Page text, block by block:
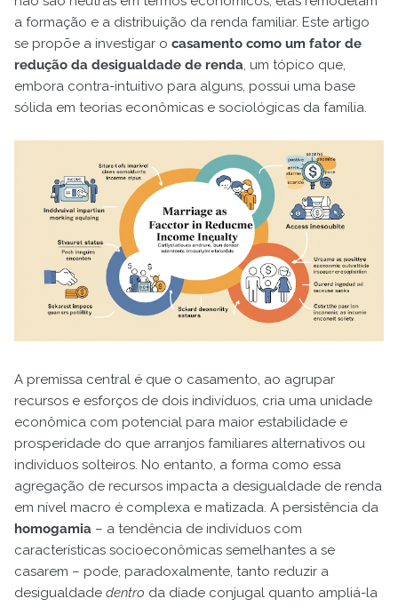
a formação e a distribuição da renda familiar. Este artigo
se propõe a investigar o casamento como um fator de
redução da desigualdade de renda, um tópico que,
embora contra-intuitivo para alguns, possui uma base
sólida em teorias econômicas e sociológicas da família.
A premissa central é que o casamento, ao agrupar
recursos e esforços de dois indivíduos, cria uma unidade
econômica com potencial para maior estabilidade e
prosperidade do que arranjos familiares alternativos ou
indivíduos solteiros. No entanto, a forma como essa
agregação de recursos impacta a desigualdade de renda
em nível macro é complexa e matizada. A persistência da
homogamia – a tendência de indivíduos com
características socioeconômicas semelhantes a se
casarem – pode, paradoxalmente, tanto reduzir a
desigualdade dentro da díade conjugal quanto ampliá-la